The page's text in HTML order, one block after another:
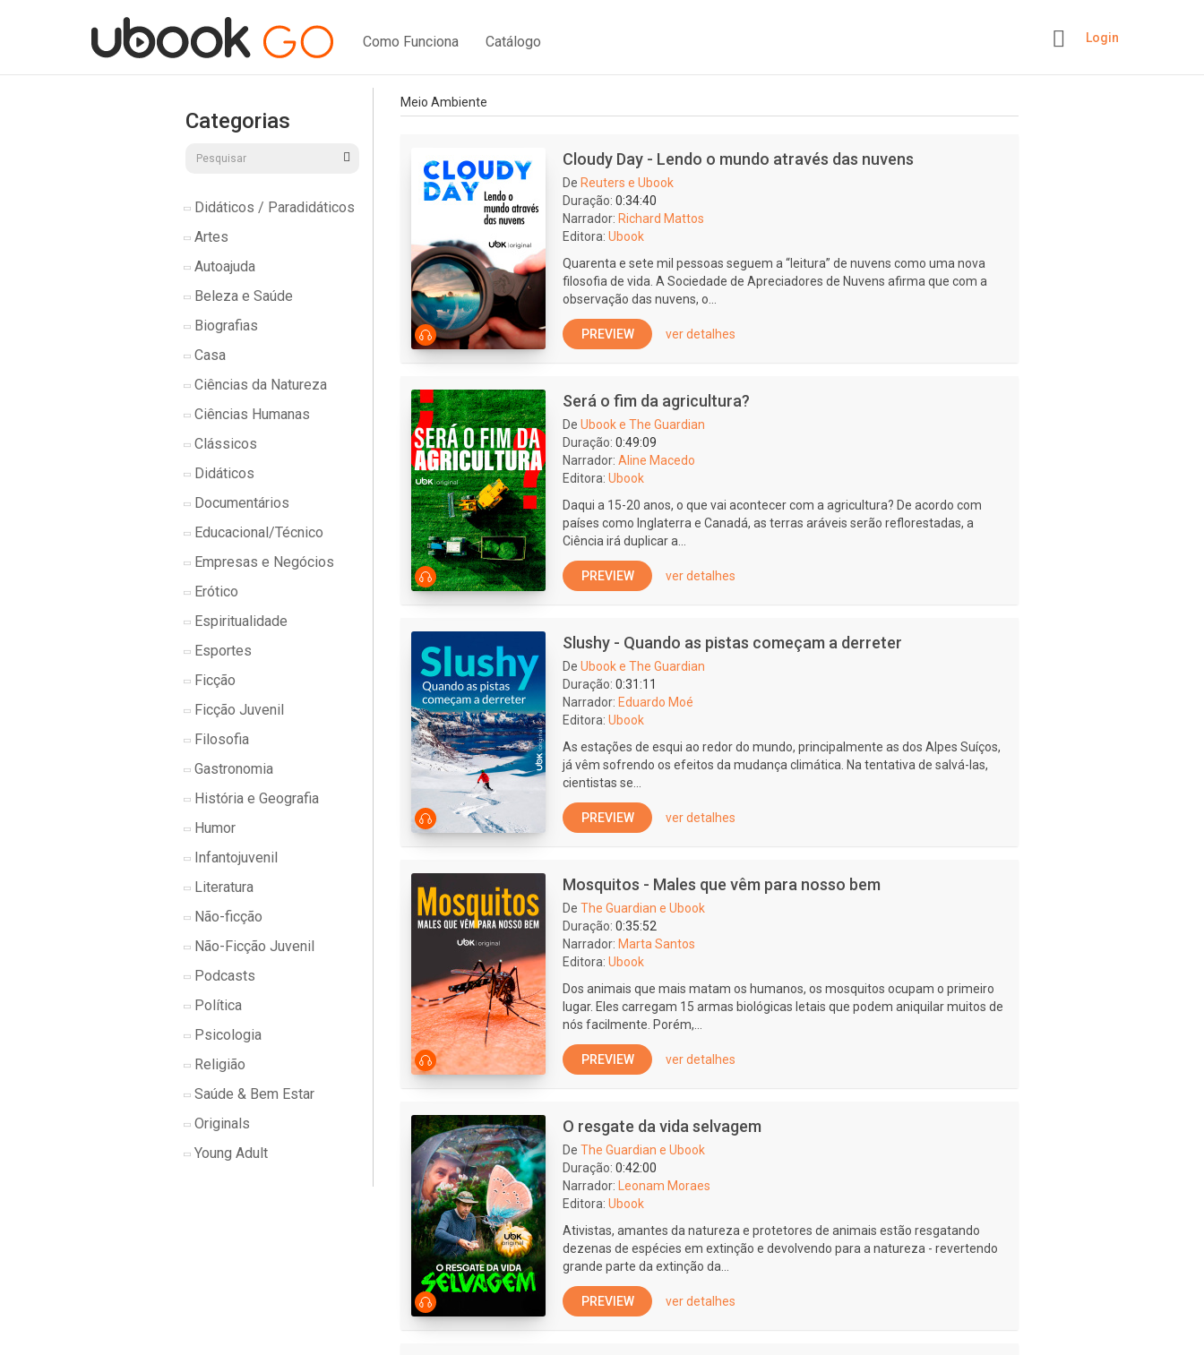
Como Funciona Catálogo Login
Categorias
Didáticos / Paradidáticos
Artes
Autoajuda
Beleza e Saúde
Biografias
Casa
Ciências da Natureza
Ciências Humanas
Clássicos
Didáticos
Documentários
Educacional/Técnico
Empresas e Negócios
Erótico
Espiritualidade
Esportes
Ficção
Ficção Juvenil
Filosofia
Gastronomia
História e Geografia
Humor
Infantojuvenil
Literatura
Não-ficção
Não-Ficção Juvenil
Podcasts
Política
Psicologia
Religião
Saúde & Bem Estar
Originals
Young Adult
Meio Ambiente
Cloudy Day - Lendo o mundo através das nuvens
De Reuters e Ubook
Duração: 0:34:40
Narrador: Richard Mattos
Editora: Ubook
Quarenta e sete mil pessoas seguem a “leitura” de nuvens como uma nova
filosofia de vida. A Sociedade de Apreciadores de Nuvens afirma que com a
observação das nuvens, o...
PREVIEW ver detalhes
Será o fim da agricultura?
De Ubook e The Guardian
Duração: 0:49:09
Narrador: Aline Macedo
Editora: Ubook
Daqui a 15-20 anos, o que vai acontecer com a agricultura? De acordo com
países como Inglaterra e Canadá, as terras aráveis serão reflorestadas, a
Ciência irá duplicar a...
PREVIEW ver detalhes
Slushy - Quando as pistas começam a derreter
De Ubook e The Guardian
Duração: 0:31:11
Narrador: Eduardo Moé
Editora: Ubook
As estações de esqui ao redor do mundo, principalmente as dos Alpes Suíços,
já vêm sofrendo os efeitos da mudança climática. Na tentativa de salvá-las,
cientistas se...
PREVIEW ver detalhes
Mosquitos - Males que vêm para nosso bem
De The Guardian e Ubook
Duração: 0:35:52
Narrador: Marta Santos
Editora: Ubook
Dos animais que mais matam os humanos, os mosquitos ocupam o primeiro
lugar. Eles carregam 15 armas biológicas letais que podem aniquilar muitos de
nós facilmente. Porém,...
PREVIEW ver detalhes
O resgate da vida selvagem
De The Guardian e Ubook
Duração: 0:42:00
Narrador:
Leonam Moraes
Editora: Ubook
Ativistas, amantes da natureza e protetores de animais estão resgatando
dezenas de espécies em extinção e devolvendo para a natureza - revertendo
grande parte da extinção da...
PREVIEW ver detalhes